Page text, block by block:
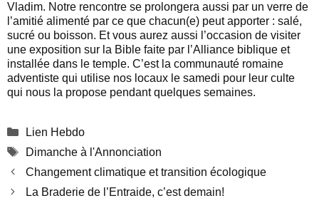
Vladim. Notre rencontre se prolongera aussi par un verre de
l’amitié alimenté par ce que chacun(e) peut apporter : salé,
sucré ou boisson. Et vous aurez aussi l’occasion de visiter
une exposition sur la Bible faite par l’Alliance biblique et
installée dans le temple. C’est la communauté romaine
adventiste qui utilise nos locaux le samedi pour leur culte
qui nous la propose pendant quelques semaines.
Catégories
Lien Hebdo
Étiquettes
Dimanche à l'Annonciation
Changement climatique et transition écologique
La Braderie de l’Entraide, c’est demain!